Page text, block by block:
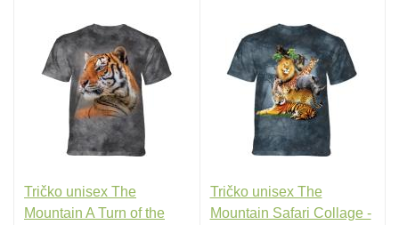
Tričko unisex The
Mountain A Turn of the
Tričko unisex The
Mountain Safari Collage -